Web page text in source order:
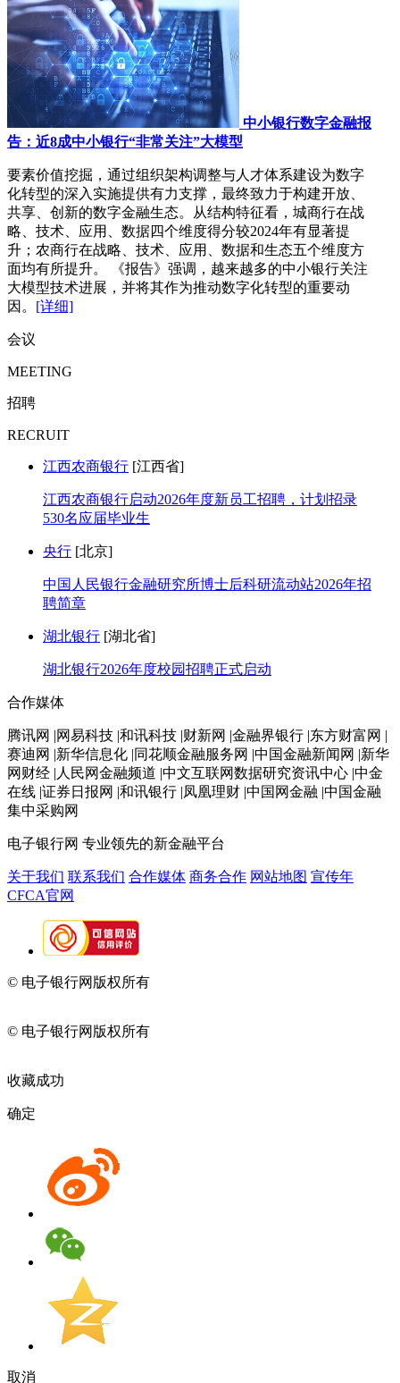
中小银行数字金融报
告：近8成中小银行“非常关注”大模型
要素价值挖掘，通过组织架构调整与人才体系建设为数字
化转型的深入实施提供有力支撑，最终致力于构建开放、
共享、创新的数字金融生态。从结构特征看，城商行在战
略、技术、应用、数据四个维度得分较2024年有显著提
升；农商行在战略、技术、应用、数据和生态五个维度方
面均有所提升。 《报告》强调，越来越多的中小银行关注
大模型技术进展，并将其作为推动数字化转型的重要动
因。 [详细]
会议
MEETING
招聘
RECRUIT
江西农商银行 [江西省]
江西农商银行启动2026年度新员工招聘，计划招录
530名应届毕业生
央行 [北京]
中国人民银行金融研究所博士后科研流动站2026年招
聘简章
湖北银行 [湖北省]
湖北银行2026年度校园招聘正式启动
合作媒体
腾讯网 |网易科技 |和讯科技 |财新网 |金融界银行 |东方财富网 |
赛迪网 |新华信息化 |同花顺金融服务网 |中国金融新闻网 |新华
网财经 |人民网金融频道 |中文互联网数据研究资讯中心 |中金
在线 |证券日报网 |和讯银行 |凤凰理财 |中国网金融 |中国金融
集中采购网
电子银行网 专业领先的新金融平台
关于我们 联系我们 合作媒体 商务合作 网站地图 宣传年
CFCA官网
© 电子银行网版权所有
© 电子银行网版权所有
收藏成功
确定
取消